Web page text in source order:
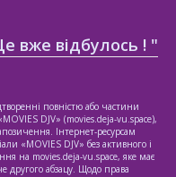
вже відбулось ! "
повністю або частини
DJV» (movies.deja-vu.space),
Інтернет-ресурсам
«MOVIES DJV» без активного і
на movies.deja-vu.space, яке має
другого абзацу. Щодо права